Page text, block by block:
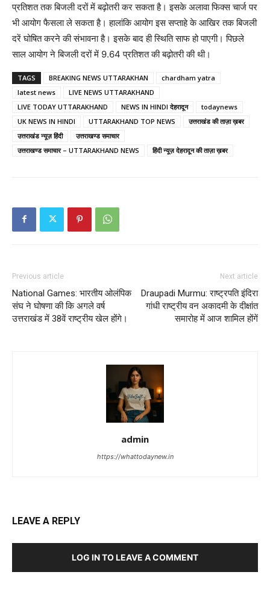
प्रतिशत तक बिजली दरों में बढ़ोतरी कर सकता है। इसके अलावा फिक्स चार्ज पर
भी आयोग फैसला ले सकता है। हालांकि आयोग इस सप्ताहे के आखिर तक बिजली
दरें घोषित करने की संभावना है। इसके बाद ही स्थिति साफ हो पाएगी। पिछले
साल आयोग ने बिजली दरों में 9.64 प्रतिशत की बढ़ोतरी की थी।
TAGS BREAKING NEWS UTTARAKHAN
chardham yatra
latest news
LIVE NEWS UTTARAKHAND
LIVE TODAY UTTARAKHAND
NEWS IN HINDI देहरादून
todaynews
UK NEWS IN HINDI
UTTARAKHAND TOP NEWS
उत्तराखंड की ताज़ा ख़बर
उत्तराखंड न्यूज़ हिंदी
उत्तराखण्ड समाचार
उत्तराखण्ड समाचार – UTTARAKHAND NEWS
हिंदी न्यूज़ देहरादून की ताज़ा ख़बर
Previous article
National Games: भारतीय ओलंपिक
संघ ने घोषणा की कि अगले वर्ष
उत्तराखंड में 38वें राष्ट्रीय खेल होंगे।
Next article
Draupadi Murmu: राष्ट्रपति इंदिरा
गांधी राष्ट्रीय वन अकादमी के दीक्षांत
समारोह में आज शामिल होंगें
admin
https://whattodaynew.in
LEAVE A REPLY
LOG IN TO LEAVE A COMMENT